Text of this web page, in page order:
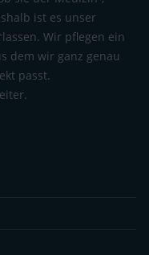
ist es unser
Wir pflegen ein
dem wir ganz genau
passt.